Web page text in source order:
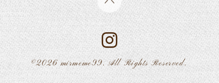
©2026mirmeme99. All Rights Reserved.